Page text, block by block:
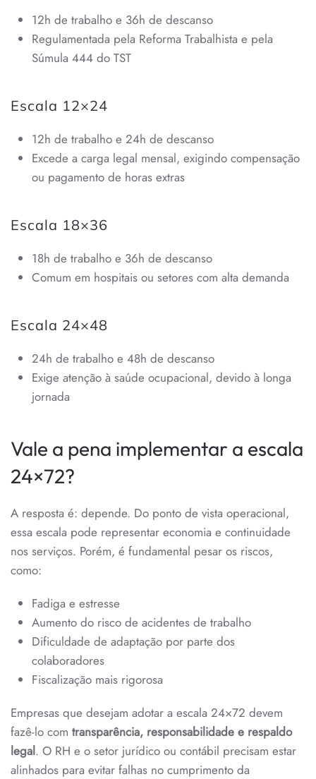
12h de trabalho e 36h de descanso
Regulamentada pela Reforma Trabalhista e pela
Súmula 444 do TST
Escala 12×24
12h de trabalho e 24h de descanso
Excede a carga legal mensal, exigindo compensação
ou pagamento de horas extras
Escala 18×36
18h de trabalho e 36h de descanso
Comum em hospitais ou setores com alta demanda
Escala 24×48
24h de trabalho e 48h de descanso
Exige atenção à saúde ocupacional, devido à longa
jornada
Vale a pena implementar a escala
24×72?
A resposta é: depende. Do ponto de vista operacional,
essa escala pode representar economia e continuidade
nos serviços. Porém, é fundamental pesar os riscos,
como:
Fadiga e estresse
Aumento do risco de acidentes de trabalho
Dificuldade de adaptação por parte dos
colaboradores
Fiscalização mais rigorosa
Empresas que desejam adotar a escala 24×72 devem
fazê-lo com transparência, responsabilidade e respaldo
legal. O RH e o setor jurídico ou contábil precisam estar
alinhados para evitar falhas no cumprimento da